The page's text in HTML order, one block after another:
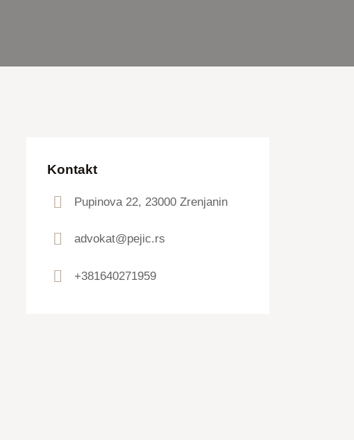
Kontakt
Pupinova 22, 23000 Zrenjanin
advokat@pejic.rs
+381640271959